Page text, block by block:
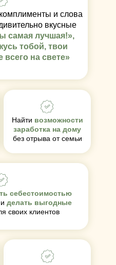
и слова
вкусные
самая лучшая!»,
тобой, твои
всего на свете»
себестоимостью
делать выгодные
своих клиентов
Найти возможности
заработка на дому
без отрыва от семьи